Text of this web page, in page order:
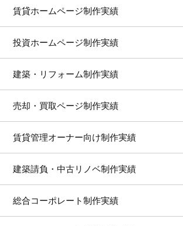
賃貸ホームページ制作実績
投資ホームページ制作実績
建築・リフォーム制作実績
売却・買取ページ制作実績
賃貸管理オーナー向け制作実績
建築請負・中古リノベ制作実績
総合コーポレート制作実績